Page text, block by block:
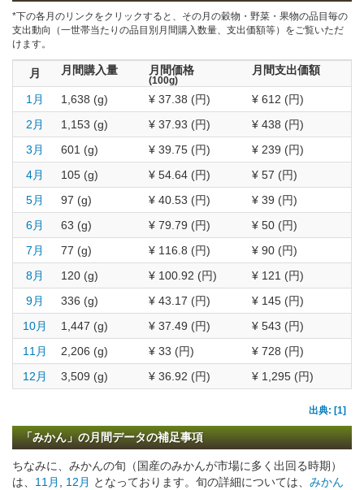
*下の各月のリンクをクリックすると、その月の穀物・野菜・果物の品目毎の
支出動向（一世帯当たりの品目別月間購入数量、支出価額等）をご覧いただ
けます。
月 月間購入量 月間価格
(100g)
月間支出価額
1月 1,638 (g) ¥ 37.38 (円)
¥ 612 (円)
2月
1,153 (g) ¥ 37.93 (円)
¥ 438 (円)
3月
601 (g) ¥ 39.75 (円)
¥ 239 (円)
4月
105 (g) ¥ 54.64 (円)
¥ 57 (円)
5月
97 (g) ¥ 40.53 (円)
¥ 39 (円)
6月
63 (g) ¥ 79.79 (円)
¥ 50 (円)
7月
77 (g) ¥ 116.8 (円)
¥ 90 (円)
8月
120 (g) ¥ 100.92 (円)
¥ 121 (円)
9月
336 (g) ¥ 43.17 (円)
¥ 145 (円)
10月
1,447 (g) ¥ 37.49 (円)
¥ 543 (円)
11月
2,206 (g) ¥ 33 (円)
¥ 728 (円)
12月
3,509 (g) ¥ 36.92 (円) ¥ 1,295 (円)
出典: [1]
「みかん」の月間データの補足事項
ちなみに、みかんの旬（国産のみかんが市場に多く出回る時期）
は、 11月 , 12月 となっております。旬の詳細については、 みかん